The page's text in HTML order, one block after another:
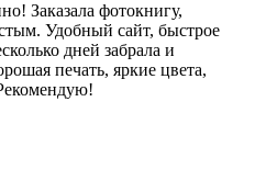
Заказала фотокнигу,
Удобный сайт, быстрое
дней забрала и
печать, яркие цвета,